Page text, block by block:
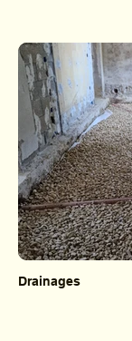
Drainages